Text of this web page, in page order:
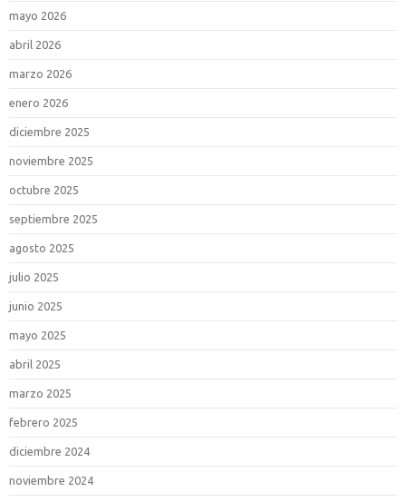
mayo 2026
abril 2026
marzo 2026
enero 2026
diciembre 2025
noviembre 2025
octubre 2025
septiembre 2025
agosto 2025
julio 2025
junio 2025
mayo 2025
abril 2025
marzo 2025
febrero 2025
diciembre 2024
noviembre 2024